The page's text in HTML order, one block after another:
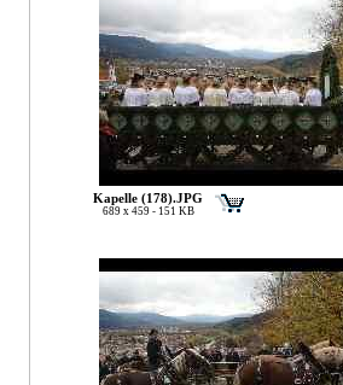
Kapelle (178).JPG
689 x 459 - 151 KB